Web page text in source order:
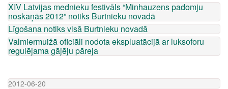
XIV Latvijas mednieku festivāls “Minhauzens padomju
noskaņās 2012” notiks Burtnieku novadā
Līgošana notiks visā Burtnieku novadā
Valmiermuižā oficiāli nodota ekspluatācijā ar luksoforu
regulējama gājēju pāreja
2012-06-20